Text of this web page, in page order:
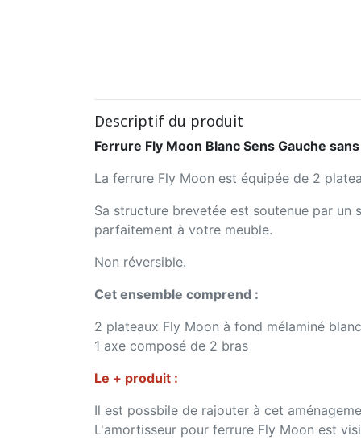
Descriptif du produit
Ferrure Fly Moon Blanc Sens Gauche
La ferrure Fly Moon est équipée de 2
Sa structure brevetée est soutenue par un
parfaitement à votre meuble.
Non réversible.
Cet ensemble comprend :
2 plateaux Fly Moon à fond mélaminé
1 axe composé de 2 bras
Le + produit :
Il est possbile de rajouter à cet
L'amortisseur pour ferrure Fly Moon est